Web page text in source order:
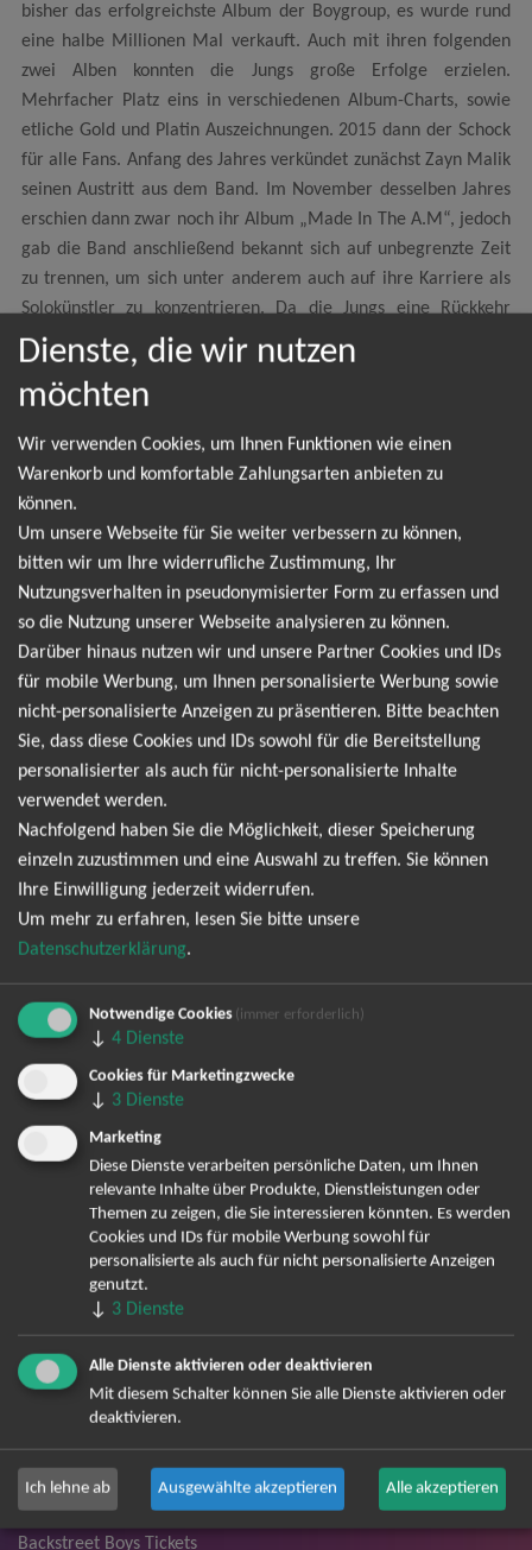
bisher das erfolgreichste Album der Boygroup, es wurde rund
eine halbe Millionen Mal verkauft. Auch mit ihren folgenden
zwei Alben konnten die Jungs große Erfolge erzielen.
Mehrfacher Platz eins in verschiedenen Album-Charts, sowie
etliche Gold und Platin Auszeichnungen. 2015 dann der Schock
für alle Fans. Anfang des Jahres verkündet zunächst Zayn Malik
seinen Austritt aus dem Band. Im November desselben Jahres
erschien dann zwar noch ihr Album „Made In The A.M“, jedoch
gab die Band anschließend bekannt sich auf unbegrenzte Zeit
zu trennen, um sich unter anderem auch auf ihre Karriere als
Solokünstler zu konzentrieren. Da die Jungs eine Rückkehr
allerdings nicht ausschließen wollten könnte es also nochmal zu
einer Tour von One Direction kommen. Abonnieren sie unseren
prestige.tickets Newsletter um als erster zu erfahren wenn die
sowie um sich rechtzeitig die begehrten Tickets sichern zu
NEWSLETTER
Leider gibt es aktuell von One Direction keine
Termine. Wir informieren dich jedoch gerne
direkt, sobald es neue Termine gibt. Einfach hier
für den One Direction Newsletter anmelden und
keine Angebote und Tourdaten mehr verpassen!
Ich möchte den regelmäßig erscheinenden Newsletter
abonnieren und bin daher mit einer Speicherung meiner E-
entsprechend derDatenschutzerklärung einverstanden. Den
Bereits angemeldet? Hier können Sie sich abmelden ...
TOP-Events
André Rieu Tickets
David Garrett Tickets
Andrea Berg Tickets
Backstreet Boys Tickets
Dienste, die wir nutzen
möchten
Wir verwenden Cookies, um Ihnen Funktionen wie einen
Warenkorb und komfortable Zahlungsarten anbieten zu
können.
Um unsere Webseite für Sie weiter verbessern zu können,
bitten wir um Ihre widerrufliche Zustimmung, Ihr
Nutzungsverhalten in pseudonymisierter Form zu erfassen und
so die Nutzung unserer Webseite analysieren zu können.
Darüber hinaus nutzen wir und unsere Partner Cookies und IDs
für mobile Werbung, um Ihnen personalisierte Werbung sowie
nicht-personalisierte Anzeigen zu präsentieren. Bitte beachten
Sie, dass diese Cookies und IDs sowohl für die Bereitstellung
personalisierter als auch für nicht-personalisierte Inhalte
verwendet werden.
Nachfolgend haben Sie die Möglichkeit, dieser Speicherung
einzeln zuzustimmen und eine Auswahl zu treffen. Sie können
Ihre Einwilligung jederzeit widerrufen.
Um mehr zu erfahren, lesen Sie bitte unsere
Datenschutzerklärung.
Notwendige Cookies (immer erforderlich)
↓ 4 Dienste
Cookies für Marketingzwecke
↓ 3 Dienste
Marketing
Diese Dienste verarbeiten persönliche Daten, um Ihnen
relevante Inhalte über Produkte, Dienstleistungen oder
Themen zu zeigen, die Sie interessieren könnten. Es werden
Cookies und IDs für mobile Werbung sowohl für
personalisierte als auch für nicht personalisierte Anzeigen
genutzt.
↓ 3 Dienste
Alle Dienste aktivieren oder deaktivieren
Mit diesem Schalter können Sie alle Dienste aktivieren oder
deaktivieren.
Ich lehne ab Ausgewählte akzeptieren Alle akzeptieren